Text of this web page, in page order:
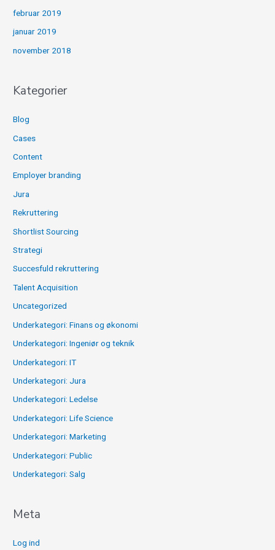
februar 2019
januar 2019
november 2018
Kategorier
Blog
Cases
Content
Employer branding
Jura
Rekruttering
Shortlist Sourcing
Strategi
Succesfuld rekruttering
Talent Acquisition
Uncategorized
Underkategori: Finans og økonomi
Underkategori: Ingeniør og teknik
Underkategori: IT
Underkategori: Jura
Underkategori: Ledelse
Underkategori: Life Science
Underkategori: Marketing
Underkategori: Public
Underkategori: Salg
Meta
Log ind